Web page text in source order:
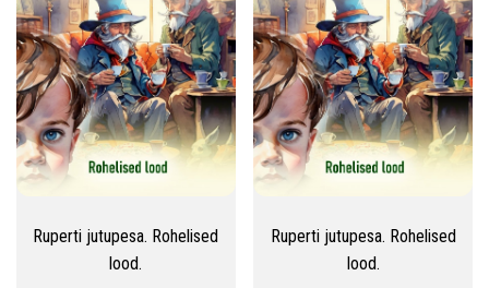
a
t
i
o
n
Ruperti jutupesa. Rohelised
lood.
Ruperti jutupesa. Rohelised
lood.